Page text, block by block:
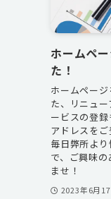
ホームペ
た！
ホームペー
た、リニュ
ービスの登
アドレスを
毎日弊所よ
で、ご興味
ませ！
2023年6月